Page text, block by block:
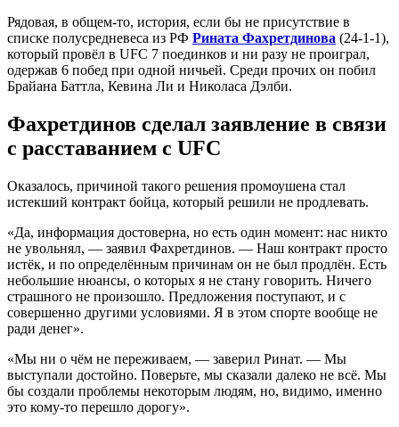
Рядовая, в общем-то, история, если бы не присутствие в
списке полусредневеса из РФ Рината Фахретдинова (24-1-1),
который провёл в UFC 7 поединков и ни разу не проиграл,
одержав 6 побед при одной ничьей. Среди прочих он побил
Брайана Баттла, Кевина Ли и Николаса Дэлби.
Фахретдинов сделал заявление в связи
с расставанием с UFC
Оказалось, причиной такого решения промоушена стал
истекший контракт бойца, который решили не продлевать.
«Да, информация достоверна, но есть один момент: нас никто
не увольнял, — заявил Фахретдинов. — Наш контракт просто
истёк, и по определённым причинам он не был продлён. Есть
небольшие нюансы, о которых я не стану говорить. Ничего
страшного не произошло. Предложения поступают, и с
совершенно другими условиями. Я в этом спорте вообще не
ради денег».
«Мы ни о чём не переживаем, — заверил Ринат. — Мы
выступали достойно. Поверьте, мы сказали далеко не всё. Мы
бы создали проблемы некоторым людям, но, видимо, именно
это кому-то перешло дорогу».